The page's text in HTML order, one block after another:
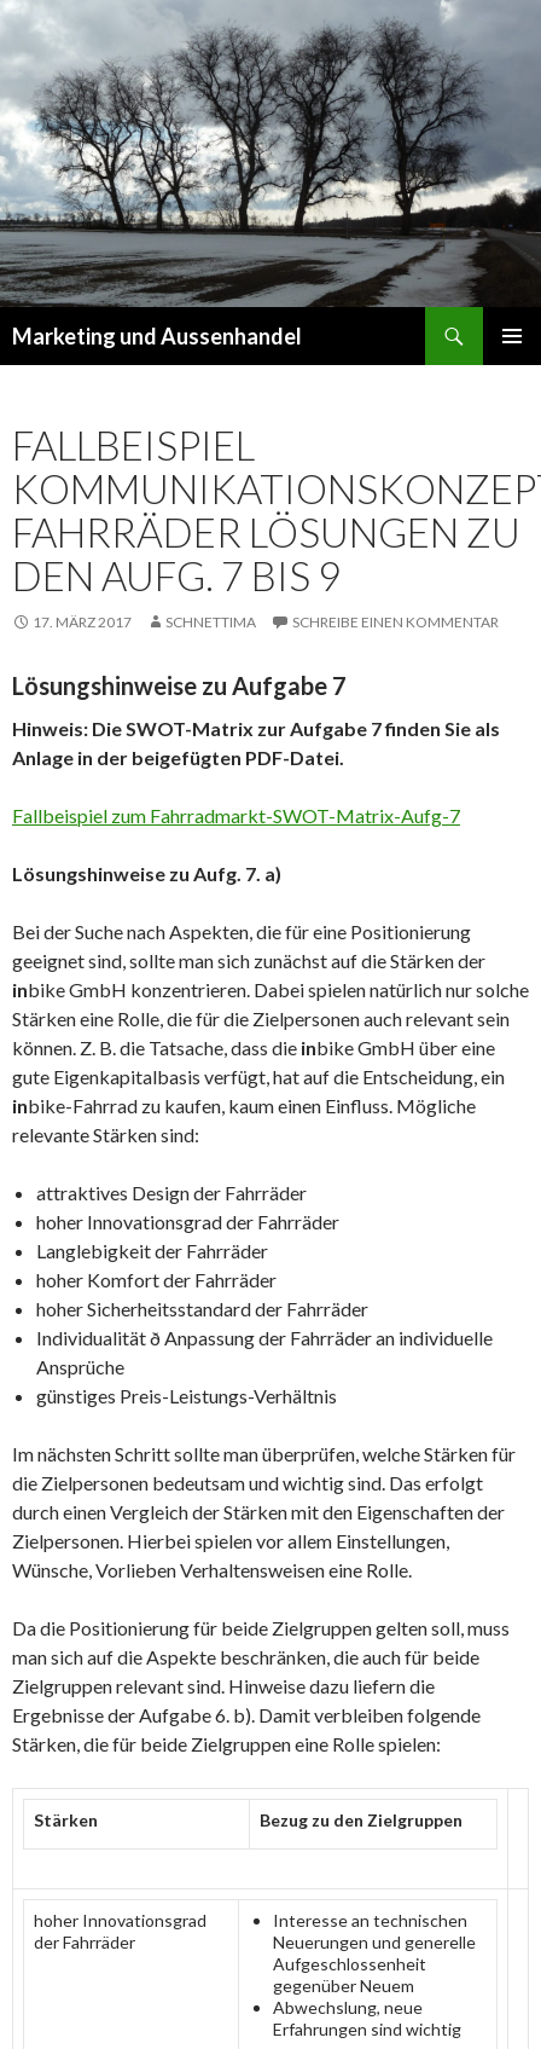
Marketing und Aussenhandel
FALLBEISPIEL
FAHRRÄDER LÖSUNGEN ZU
DEN AUFG. 7 BIS 9
17. MÄRZ 2017 SCHNETTIMA SCHREIBE EINEN KOMMENTAR
Lösungshinweise zu Aufgabe 7
Hinweis: Die SWOT-Matrix zur Aufgabe 7 finden Sie als
Anlage in der beigefügten PDF-Datei.
Fallbeispiel zum Fahrradmarkt-SWOT-Matrix-Aufg-7
Lösungshinweise zu Aufg. 7. a)
Bei der Suche nach Aspekten, die für eine Positionierung
geeignet sind, sollte man sich zunächst auf die Stärken der
inbike GmbH konzentrieren. Dabei spielen natürlich nur solche
Stärken eine Rolle, die für die Zielpersonen auch relevant sein
können. Z. B. die Tatsache, dass die inbike GmbH über eine
gute Eigenkapitalbasis verfügt, hat auf die Entscheidung, ein
inbike-Fahrrad zu kaufen, kaum einen Einfluss. Mögliche
relevante Stärken sind:
attraktives Design der Fahrräder
hoher Innovationsgrad der Fahrräder
Langlebigkeit der Fahrräder
hoher Komfort der Fahrräder
hoher Sicherheitsstandard der Fahrräder
Individualität ð Anpassung der Fahrräder an individuelle
Ansprüche
günstiges Preis-Leistungs-Verhältnis
Im nächsten Schritt sollte man überprüfen, welche Stärken für
die Zielpersonen bedeutsam und wichtig sind. Das erfolgt
durch einen Vergleich der Stärken mit den Eigenschaften der
Zielpersonen. Hierbei spielen vor allem Einstellungen,
Wünsche, Vorlieben Verhaltensweisen eine Rolle.
Da die Positionierung für beide Zielgruppen gelten soll, muss
man sich auf die Aspekte beschränken, die auch für beide
Zielgruppen relevant sind. Hinweise dazu liefern die
Ergebnisse der Aufgabe 6. b). Damit verbleiben folgende
Stärken, die für beide Zielgruppen eine Rolle spielen:
Stärken Bezug zu den Zielgruppen
hoher Innovationsgrad
der Fahrräder
Interesse an technischen
Neuerungen und generelle
Aufgeschlossenheit
gegenüber Neuem
Abwechslung, neue
Erfahrungen sind wichtig